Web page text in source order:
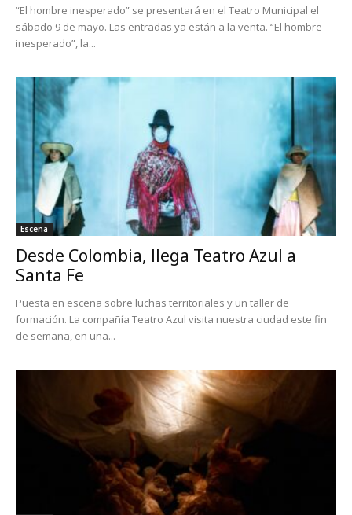
“El hombre inesperado” se presentará en el Teatro Municipal el
sábado 9 de mayo. Las entradas ya están a la venta. “El hombre
inesperado”, la...
Escena
Desde Colombia, llega Teatro Azul a
Santa Fe
Puesta en escena sobre luchas territoriales y un taller de
formación. La compañía Teatro Azul visita nuestra ciudad este fin
de semana, en una...